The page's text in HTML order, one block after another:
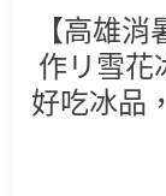
【高雄
作リ雪花
好吃冰品